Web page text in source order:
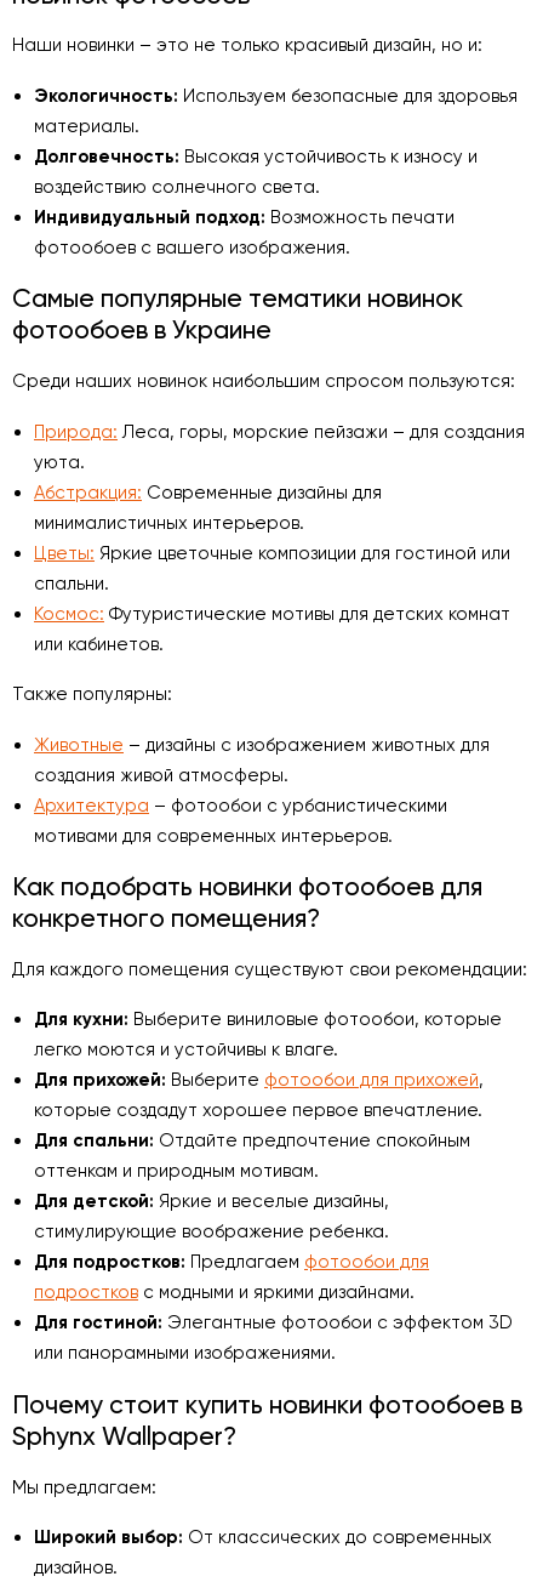
Наши новинки – это не только красивый дизайн, но и:
Экологичность: Используем безопасные для здоровья
материалы.
Долговечность: Высокая устойчивость к износу и
воздействию солнечного света.
Индивидуальный подход: Возможность печати
фотообоев с вашего изображения.
Самые популярные тематики новинок
фотообоев в Украине
Среди наших новинок наибольшим спросом пользуются:
Природа: Леса, горы, морские пейзажи – для создания
уюта.
Абстракция: Современные дизайны для
минималистичных интерьеров.
Цветы: Яркие цветочные композиции для гостиной или
спальни.
Космос: Футуристические мотивы для детских комнат
или кабинетов.
Также популярны:
Животные – дизайны с изображением животных для
создания живой атмосферы.
Архитектура – фотообои с урбанистическими
мотивами для современных интерьеров.
Как подобрать новинки фотообоев для
конкретного помещения?
Для каждого помещения существуют свои рекомендации:
Для кухни: Выберите виниловые фотообои, которые
легко моются и устойчивы к влаге.
Для прихожей: Выберите фотообои для прихожей,
которые создадут хорошее первое впечатление.
Для спальни: Отдайте предпочтение спокойным
оттенкам и природным мотивам.
Для детской: Яркие и веселые дизайны,
стимулирующие воображение ребенка.
Для подростков: Предлагаем фотообои для
подростков с модными и яркими дизайнами.
Для гостиной: Элегантные фотообои с эффектом 3D
или панорамными изображениями.
Почему стоит купить новинки фотообоев в
Sphynx Wallpaper?
Мы предлагаем:
Широкий выбор: От классических до современных
дизайнов.